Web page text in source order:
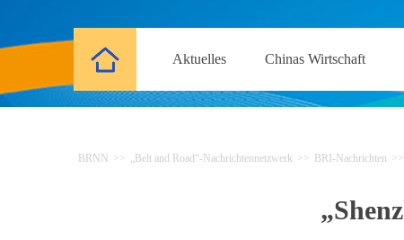
Aktuelles Chinas Wirtschaft
BRNN >> „Belt and Road“-Nachrichtennetzwerk >> BRI-Nachrichten >>